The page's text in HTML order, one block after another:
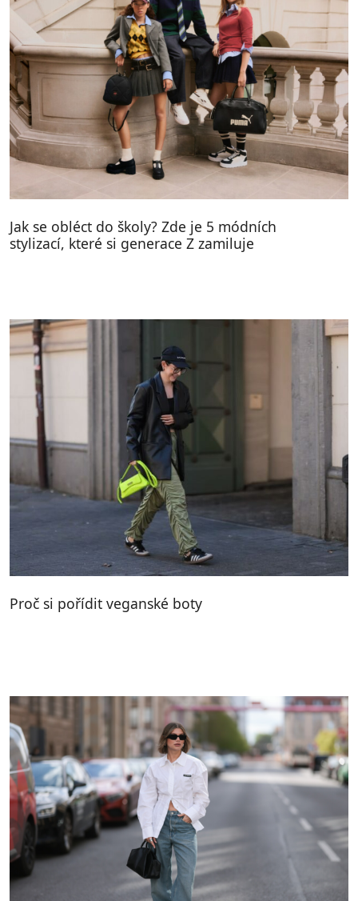
Jak se obléct do školy? Zde je 5 módních
stylizací, které si generace Z zamiluje
Proč si pořídit veganské boty